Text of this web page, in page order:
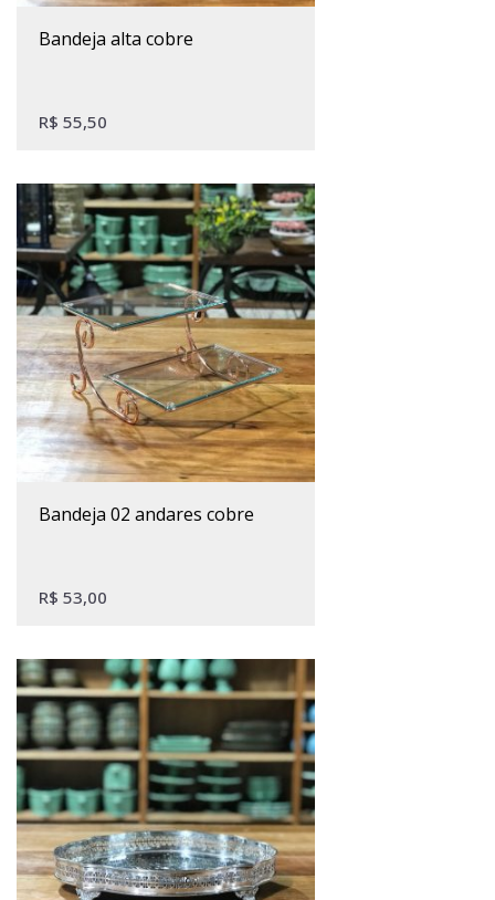
bandeja alta cobre
R$ 55,50
bandeja 02 andares cobre
R$ 53,00